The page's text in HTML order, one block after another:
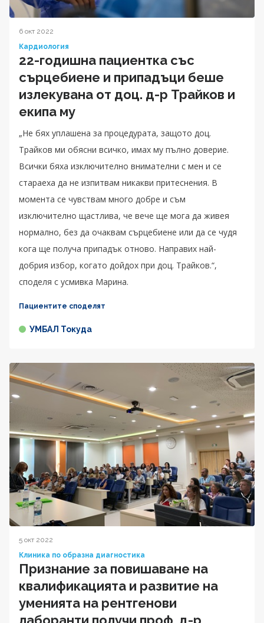
6 окт 2022
Кардиология
22-годишна пациентка със
сърцебиене и припадъци беше
излекувана от доц. д-р Трайков и
екипа му
„Не бях уплашена за процедурата, защото доц.
Трайков ми обясни всичко, имах му пълно доверие.
Всички бяха изключително внимателни с мен и се
стараеха да не изпитвам никакви притеснения. В
момента се чувствам много добре и съм
изключително щастлива, че вече ще мога да живея
нормално, без да очаквам сърцебиене или да се чудя
кога ще получа припадък отново. Направих най-
добрия избор, когато дойдох при доц. Трайков.“,
споделя с усмивка Марина.
Пациентите споделят
УМБАЛ Токуда
5 окт 2022
Клиника по образна диагностика
Признание за повишаване на
квалификацията и развитие на
уменията на рентгенови